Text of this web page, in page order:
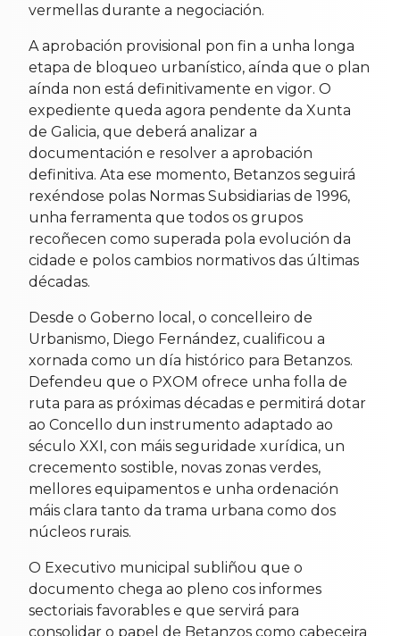
vermellas durante a negociación.
A aprobación provisional pon fin a unha longa
etapa de bloqueo urbanístico, aínda que o plan
aínda non está definitivamente en vigor. O
expediente queda agora pendente da Xunta
de Galicia, que deberá analizar a
documentación e resolver a aprobación
definitiva. Ata ese momento, Betanzos seguirá
rexéndose polas Normas Subsidiarias de 1996,
unha ferramenta que todos os grupos
recoñecen como superada pola evolución da
cidade e polos cambios normativos das últimas
décadas.
Desde o Goberno local, o concelleiro de
Urbanismo, Diego Fernández, cualificou a
xornada como un día histórico para Betanzos.
Defendeu que o PXOM ofrece unha folla de
ruta para as próximas décadas e permitirá dotar
ao Concello dun instrumento adaptado ao
século XXI, con máis seguridade xurídica, un
crecemento sostible, novas zonas verdes,
mellores equipamentos e unha ordenación
máis clara tanto da trama urbana como dos
núcleos rurais.
O Executivo municipal subliñou que o
documento chega ao pleno cos informes
sectoriais favorables e que servirá para
consolidar o papel de Betanzos como cabeceira